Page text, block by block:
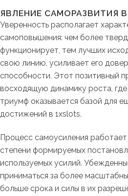
ЯВЛЕНИЕ САМОРАЗВИТИЯ
Уверенность располагает
самоповышения: чем более
функционирует, тем лучших
свою линию, усиливает его
способности. Этот позитивный
восходящую динамику роста,
триумф оказывается базой для
достижений в 1xslots.
Процесс самоусиления работает
степени формируемых
используемых усилий.
приниматься за более
больше срока и силы в их